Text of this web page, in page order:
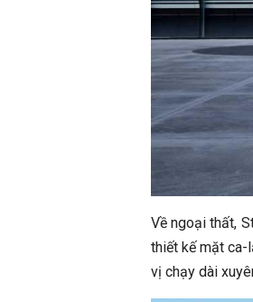
Về ngoại thất,
thiết kế mặt ca-
vị chạy dài